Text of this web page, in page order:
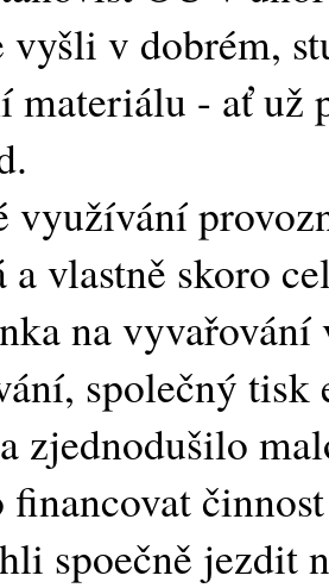
vyšli v dobrém,
materiálu - ať už
využívání
a vlastně skoro
na vyvařování
společný
zjednodušilo
spoečně jezdit